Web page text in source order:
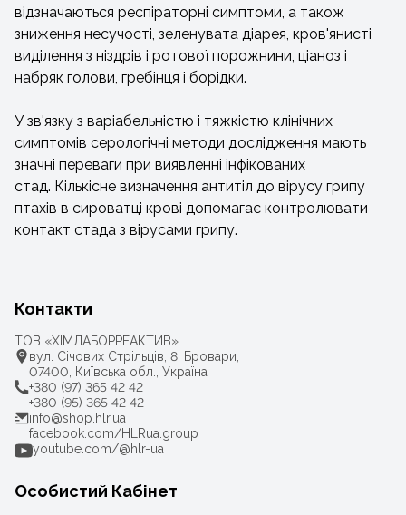
відзначаються респіраторні симптоми, а також
зниження несучості, зеленувата діарея, кров'янисті
виділення з ніздрів і ротової порожнини, ціаноз і
набряк голови, гребінця і борідки.
У зв'язку з варіабельністю і тяжкістю клінічних
симптомів серологічні методи дослідження мають
значні переваги при виявленні інфікованих
стад. Кількісне визначення антитіл до вірусу грипу
птахів в сироватці крові допомагає контролювати
контакт стада з вірусами грипу.
Контакти
ТОВ «ХІМЛАБОРРЕАКТИВ»
вул. Січових Стрільців, 8, Бровари,
07400, Київська обл., Україна
+380 (97) 365 42 42
+380 (95) 365 42 42
info@shop.hlr.ua
facebook.com/HLRua.group
youtube.com/@hlr-ua
Особистий Кабінет